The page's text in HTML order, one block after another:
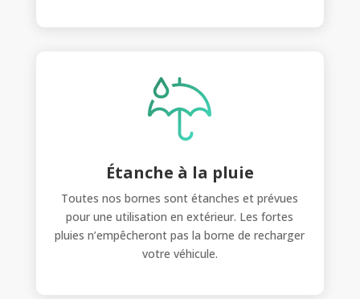
Étanche à la pluie
Toutes nos bornes sont étanches et prévues
pour une utilisation en extérieur. Les fortes
pluies n’empêcheront pas la borne de recharger
votre véhicule.